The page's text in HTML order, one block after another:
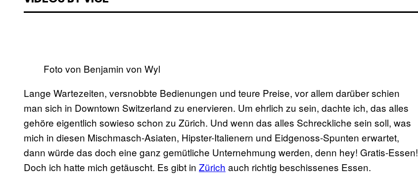
Foto von Benjamin von Wyl
Lange Wartezeiten, versnobbte Bedienungen und teure Preise, vor allem darüber schien
man sich in Downtown Switzerland zu enervieren. Um ehrlich zu sein, dachte ich, das alles
gehöre eigentlich sowieso schon zu Zürich. Und wenn das alles Schreckliche sein soll, was
mich in diesen Mischmasch-Asiaten, Hipster-Italienern und Eidgenoss-Spunten erwartet,
dann würde das doch eine ganz gemütliche Unternehmung werden, denn hey! Gratis-Essen!
Doch ich hatte mich getäuscht. Es gibt in Zürich auch richtig beschissenes Essen.